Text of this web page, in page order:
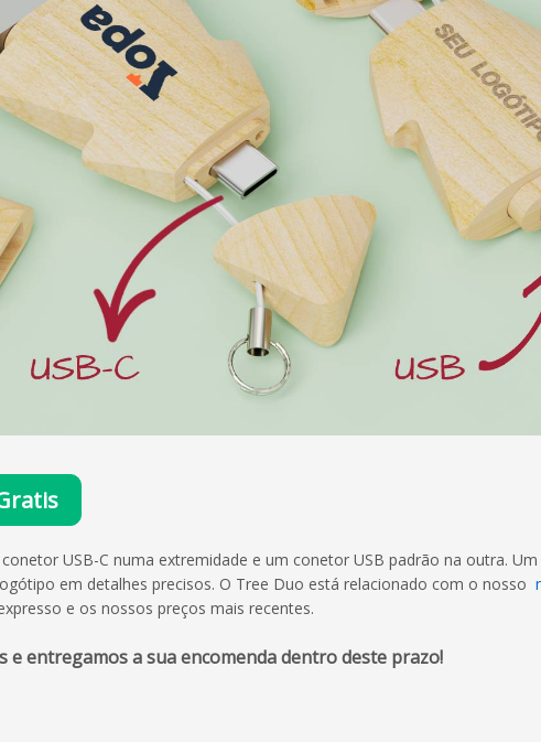
USB-C numa extremidade e um conetor USB padrão na outra.
em detalhes precisos. O Tree Duo está relacionado com o nosso
e os nossos preços mais recentes.
entregamos a sua encomenda dentro deste prazo!